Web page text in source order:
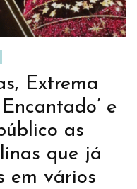
Extrema
e
as
que já
em vários